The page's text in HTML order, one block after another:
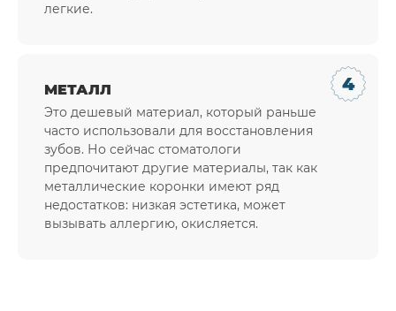
легкие.
МЕТАЛЛ
Это дешевый материал, который раньше
часто использовали для восстановления
зубов. Но сейчас стоматологи
предпочитают другие материалы, так как
металлические коронки имеют ряд
недостатков: низкая эстетика, может
вызывать аллергию, окисляется.